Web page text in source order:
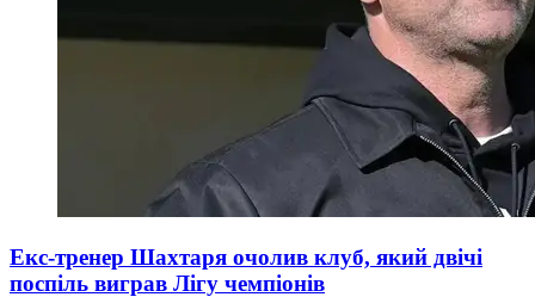
Екс-тренер Шахтаря очолив клуб, який двічі
поспіль виграв Лігу чемпіонів